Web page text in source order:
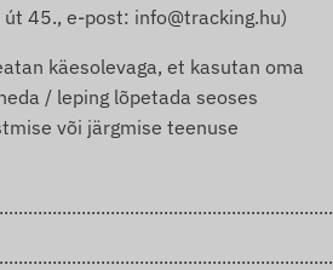
út 45., e-post: info@tracking.hu)
käesolevaga, et kasutan oma
/ leping lõpetada seoses
või järgmise teenuse